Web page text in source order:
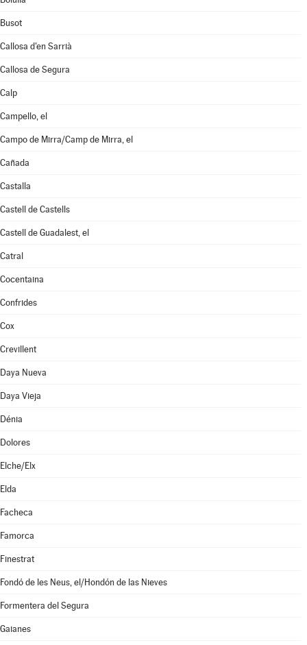
Busot
Callosa d'en Sarrià
Callosa de Segura
Calp
Campello, el
Campo de Mirra/Camp de Mirra, el
Cañada
Castalla
Castell de Castells
Castell de Guadalest, el
Catral
Cocentaina
Confrides
Cox
Crevillent
Daya Nueva
Daya Vieja
Dénia
Dolores
Elche/Elx
Elda
Facheca
Famorca
Finestrat
Fondó de les Neus, el/Hondón de las Nieves
Formentera del Segura
Gaianes